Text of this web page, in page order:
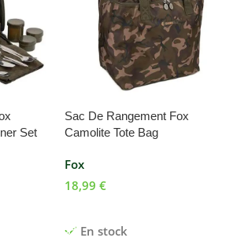
Set
Sac De Rangement Fox
Camolite Tote Bag
Fox
En stock
18,99 €